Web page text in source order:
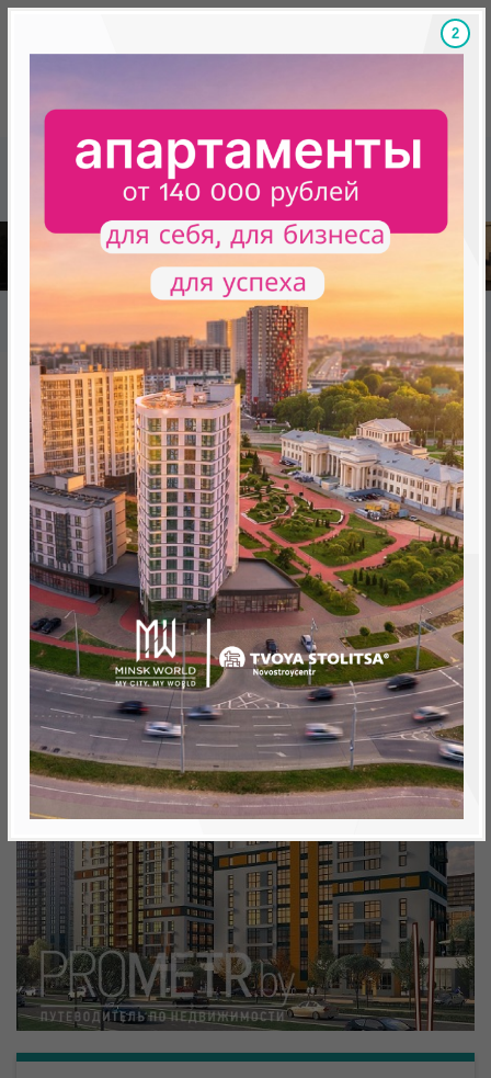
Скидки на новостройки, бонусы Готовые
База новостроек Минска «Минск Мир»
"Портофино", квартал «Средиземноморский»
"Портофино", квартал
«Средиземноморский»
нет в продаже
Минск, Октябрьский, ул. Братская
метро «Ковальская Слобода», 566 м
Объект реализован
1